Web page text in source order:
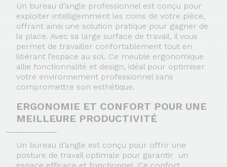
Un bureau d’angle professionnel est conçu pour
exploiter intelligemment les coins de votre pièce,
offrant ainsi une solution pratique pour gagner de
la place. Avec sa large surface de travail, il vous
permet de travailler confortablement tout en
libérant l’espace au sol. Ce meuble ergonomique
allie fonctionnalité et design, idéal pour optimiser
votre environnement professionnel sans
compromettre son esthétique.
ERGONOMIE ET CONFORT POUR UNE
MEILLEURE PRODUCTIVITÉ
Un bureau d’angle est conçu pour offrir une
posture de travail optimale pour garantir un
espace efficace et fonctionnel. Ce confort